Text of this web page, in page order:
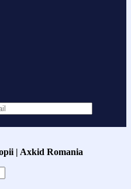
| Axkid Romania